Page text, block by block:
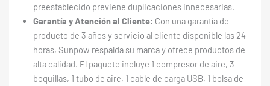
preestablecido previene duplicaciones innecesarias.
Garantía y Atención al Cliente: Con una garantía de
producto de 3 años y servicio al cliente disponible las 24
horas, Sunpow respalda su marca y ofrece productos de
alta calidad. El paquete incluye 1 compresor de aire, 3
boquillas, 1 tubo de aire, 1 cable de carga USB, 1 bolsa de